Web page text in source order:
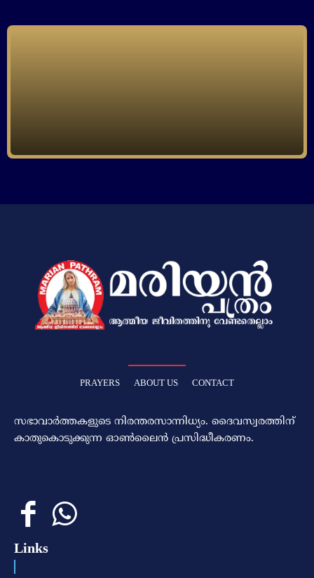
PRAYERS ABOUT US CONTACT
സഭാവാര്‍ത്തകളുടെ നിരന്തരസാന്നിധ്യം. ദൈവസ്വരത്തിന്‌
കാതുകൊടുക്കുന്ന ഓണ്‍ലൈന്‍ പ്രസിദ്ധീകരണം.
Links